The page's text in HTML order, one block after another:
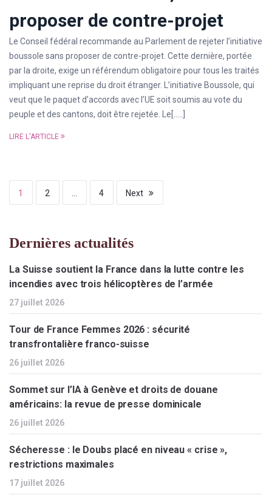
proposer de contre-projet
Le Conseil fédéral recommande au Parlement de rejeter l’initiative
boussole sans proposer de contre-projet. Cette dernière, portée
par la droite, exige un référendum obligatoire pour tous les traités
impliquant une reprise du droit étranger. L’initiative Boussole, qui
veut que le paquet d’accords avec l’UE soit soumis au vote du
peuple et des cantons, doit être rejetée. Le[…..]
LIRE L'ARTICLE
1 2 4 Next
Dernières actualités
La Suisse soutient la France dans la lutte contre les
incendies avec trois hélicoptères de l’armée
27 juillet 2026
Tour de France Femmes 2026 : sécurité
transfrontalière franco-suisse
26 juillet 2026
Sommet sur l’IA à Genève et droits de douane
américains: la revue de presse dominicale
26 juillet 2026
Sécheresse : le Doubs placé en niveau « crise »,
restrictions maximales
17 juillet 2026